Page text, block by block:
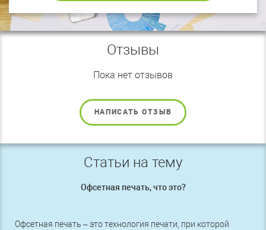
Отзывы
Пока нет отзывов
НАПИСАТЬ ОТЗЫВ
Статьи на тему
Офсетная печать, что это?
Офсетная печать – это технология печати, при которой